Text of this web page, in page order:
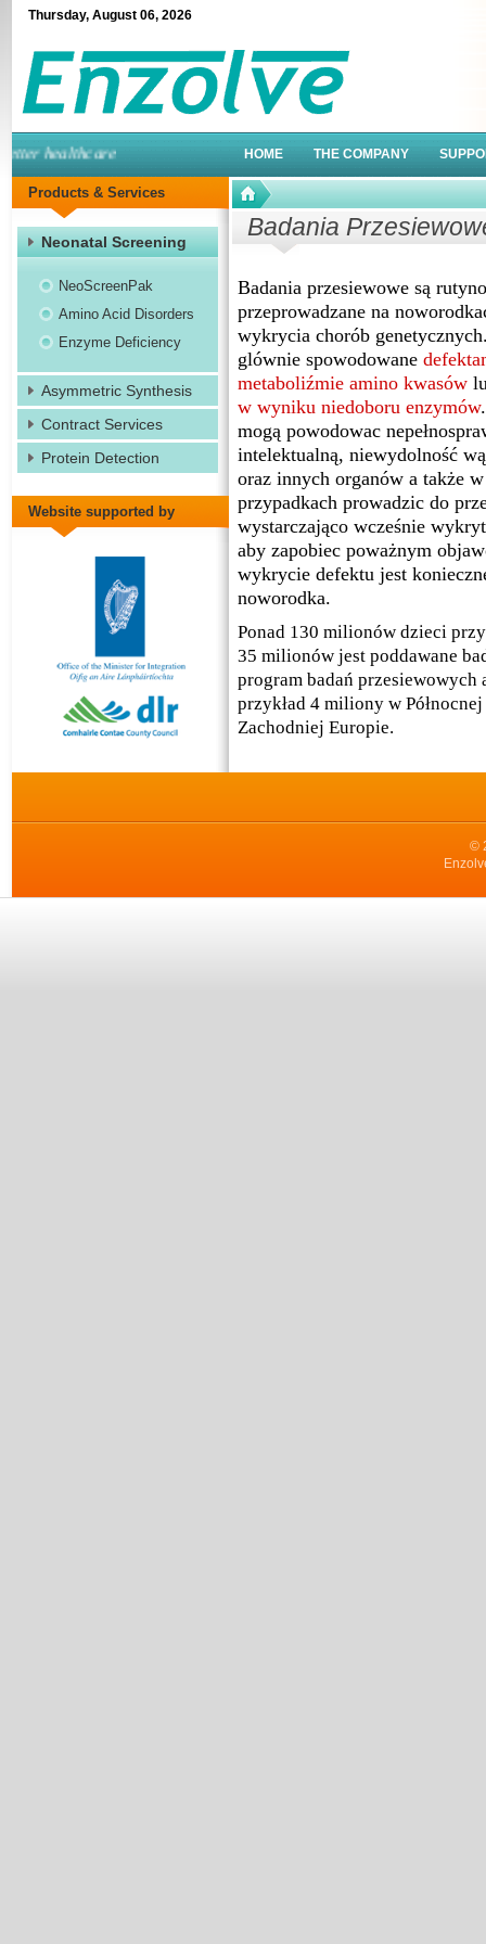
Thursday, August 06, 2026
healthcare HOME THE COMPANY
Badania
Badania przesiewowe są
przeprowadzane na
wykrycia chorób
glównie spowodowane
metaboliźmie amino kwasów
w wyniku niedoboru enzymów
mogą powodowac
intelektualną, niewydolność
oraz innych organów a także
przypadkach prowadzic do
wystarczająco wcześnie
aby zapobiec poważnym
wykrycie defektu jest
noworodka.
Ponad 130 milionów dzieci
35 milionów jest poddawane
program badań
przykład 4 miliony w
Zachodniej Europie.
Products & Services
Neonatal Screening
NeoScreenPak
Amino Acid Disorders
Enzyme Deficiency
Asymmetric Synthesis
Contract Services
Protein Detection
Website supported by
©